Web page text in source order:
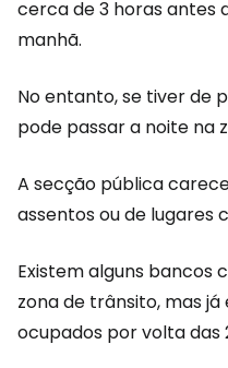
cerca de 3 horas antes
manhã.
No entanto, se tiver de
pode passar a noite na
A secção pública
assentos ou de lugares
Existem alguns bancos
zona de trânsito, mas
ocupados por volta das